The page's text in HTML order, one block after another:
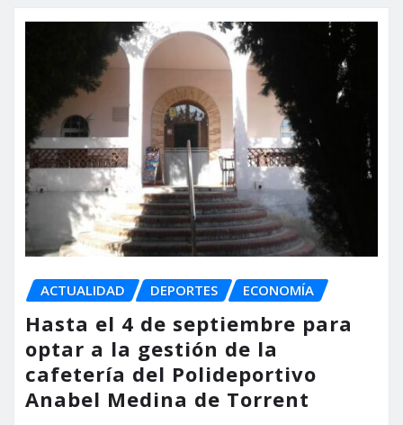
ACTUALIDAD DEPORTES ECONOMÍA
Hasta el 4 de septiembre para
optar a la gestión de la
cafetería del Polideportivo
Anabel Medina de Torrent